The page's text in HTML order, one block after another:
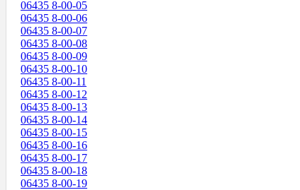
06435 8-00-05
06435 8-00-06
06435 8-00-07
06435 8-00-08
06435 8-00-09
06435 8-00-10
06435 8-00-11
06435 8-00-12
06435 8-00-13
06435 8-00-14
06435 8-00-15
06435 8-00-16
06435 8-00-17
06435 8-00-18
06435 8-00-19